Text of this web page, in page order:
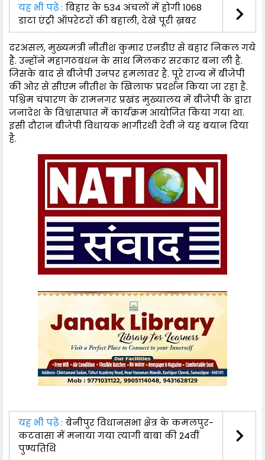
यह भी पढ़ें : बिहार के 534 अंचलों में होगी 1068
डाटा एंट्री ऑपरेटरों की बहाली, देखे पूरी ख़बर
दरअसल, मुख्यमंत्री नीतीश कुमार एनडीए से बहार निकल गये
हैं. उन्होंने महागठबंधन के साथ मिलकर सरकार बना ली है.
जिसके बाद से बीजेपी उनपर हमलावर है. पूरे राज्य में बीजेपी
की ओर से सीएम नीतीश के खिलाफ प्रदर्शन किया जा रहा है.
पश्चिम चंपारण के रामनगर प्रखंड मुख्यालय में बीजेपी के द्वारा
जनादेश के विश्वासघात में कार्यक्रम आयोजित किया गया था.
इसी दौरान बीजेपी विधायक भागीरथी देवी ने यह बयान दिया
है.
यह भी पढ़ें : बेनीपुर विधानसभा क्षेत्र के कमलपुर-
कटवासा में मनाया गया त्यागी बाबा की 24वीं
पुण्यतिथि